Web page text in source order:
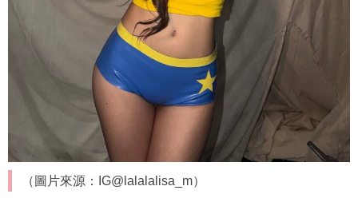
（圖片來源：IG@lalalalisa_m）